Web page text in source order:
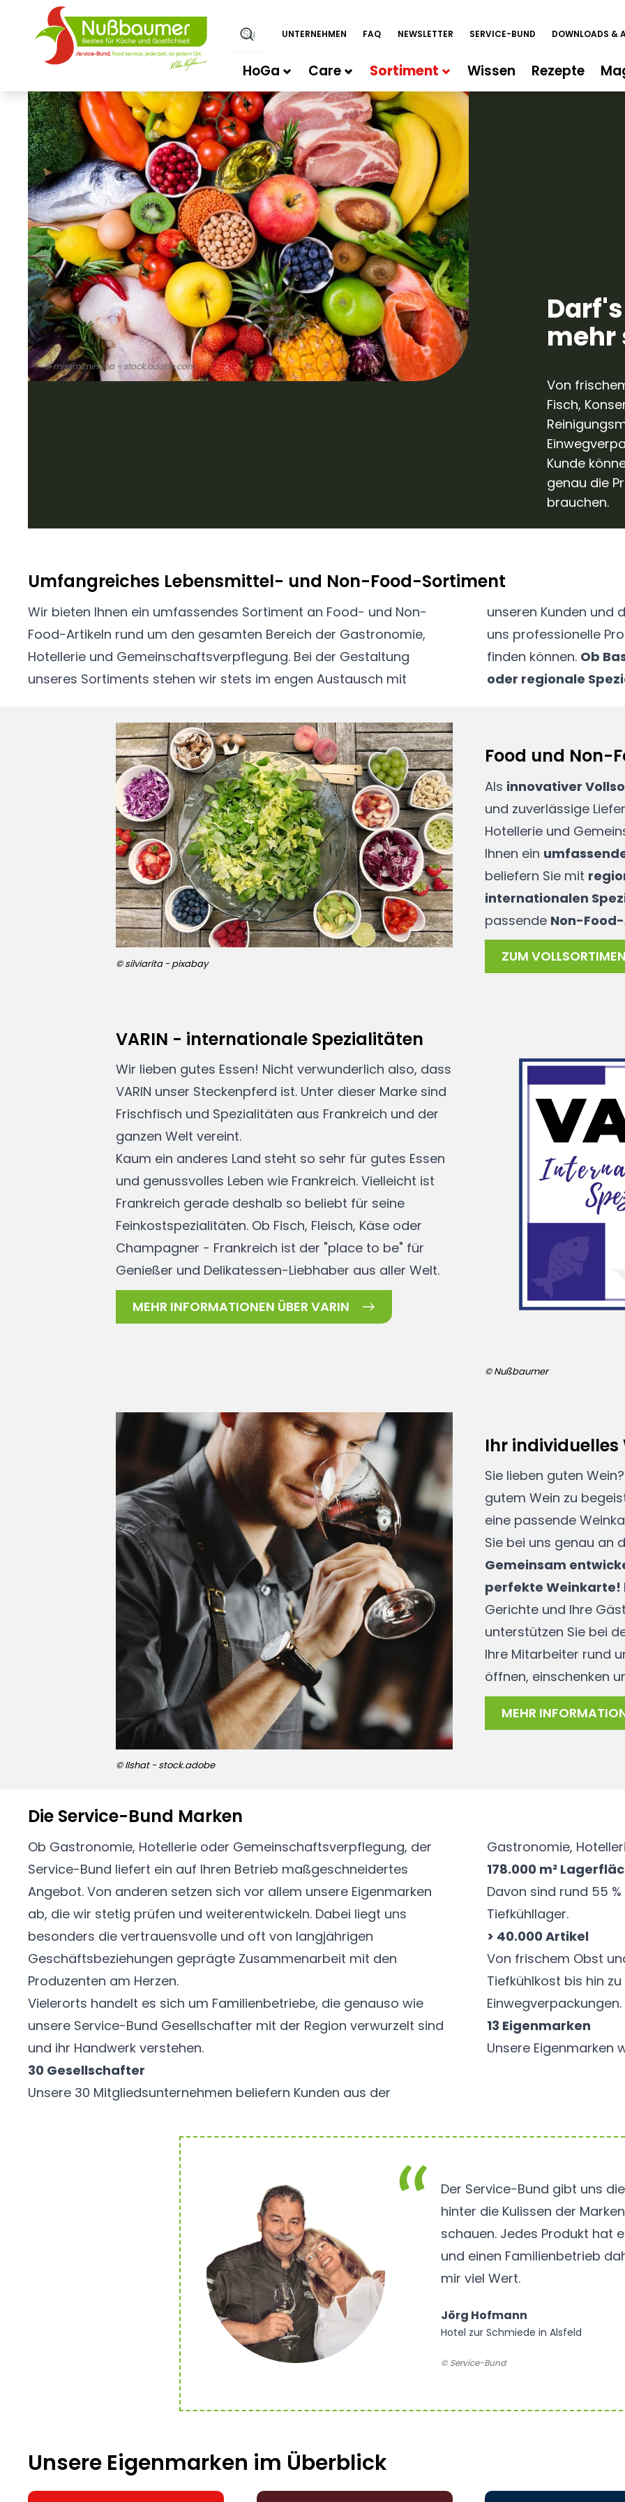
UNTERNEHMEN FAQ NEWSLETTER SERVICE-BUND DOWNLOADS &
HoGa Care Sortiment Wissen Rezepte
© missmimimina - stock.adobe.com
mehr
Von
Fisch,
Kunde
genau die
brauchen.
Umfangreiches Lebensmittel- und Non-Food-Sortiment
Wir bieten Ihnen ein umfassendes Sortiment an Food- und Non-
Food-Artikeln rund um den gesamten Bereich der Gastronomie,
Hotellerie und Gemeinschaftsverpflegung. Bei der Gestaltung
unseres Sortiments stehen wir stets im engen Austausch mit
unseren Kunden und der Industrie. So stellen wir sicher, dass Sie bei
uns professionelle Produkte für Ihre spezifischen Anforderungen
finden können. Ob
oder regionale
© silviarita - pixabay
Food und Non-
Als innovativer
und zuverlässige
Hotellerie und
Ihnen ein
beliefern Sie mit
internationalen
passende Non-
ZUM
VARIN - internationale Spezialitäten
Wir lieben gutes Essen! Nicht verwunderlich also, dass
VARIN unser Steckenpferd ist. Unter dieser Marke sind
Frischfisch und Spezialitäten aus Frankreich und der
ganzen Welt vereint.
Kaum ein anderes Land steht so sehr für gutes Essen
und genussvolles Leben wie Frankreich. Vielleicht ist
Frankreich gerade deshalb so beliebt für seine
Feinkostspezialitäten. Ob Fisch, Fleisch, Käse oder
Champagner - Frankreich ist der "place to be" für
Genießer und Delikatessen-Liebhaber aus aller Welt.
MEHR INFORMATIONEN ÜBER VARIN
© Nußbaumer
© Ilshat - stock.adobe
Ihr individuelles
Sie lieben guten
gutem Wein zu
eine passende
Sie bei uns genau an
Gemeinsam
perfekte Weinkarte!
Gerichte und Ihre
unterstützen Sie bei
Ihre Mitarbeiter rund
öffnen, einschenken
MEHR
Die Service-Bund Marken
Ob Gastronomie, Hotellerie oder Gemeinschaftsverpflegung, der
Service-Bund liefert ein auf Ihren Betrieb maßgeschneidertes
Angebot. Von anderen setzen sich vor allem unsere Eigenmarken
ab, die wir stetig prüfen und weiterentwickeln. Dabei liegt uns
besonders die vertrauensvolle und oft von langjährigen
Geschäftsbeziehungen geprägte Zusammenarbeit mit den
Produzenten am Herzen.
Vielerorts handelt es sich um Familienbetriebe, die genauso wie
unsere Service-Bund Gesellschafter mit der Region verwurzelt sind
und ihr Handwerk verstehen.
30 Gesellschafter
Unsere 30 Mitgliedsunternehmen beliefern Kunden aus der
Gastronomie,
178.000 m²
Davon sind rund 55
Tiefkühllager.
> 40.000 Artikel
Von frischem Obst
Tiefkühlkost bis hin
Einwegverpackungen.
13 Eigenmarken
Unsere
Der Service-Bund gibt uns
hinter die Kulissen der
schauen. Jedes Produkt hat
und einen Familienbetrieb
mir viel Wert.
Jörg Hofmann
Hotel zur Schmiede in Alsfeld
© Service-Bund
Unsere Eigenmarken im Überblick